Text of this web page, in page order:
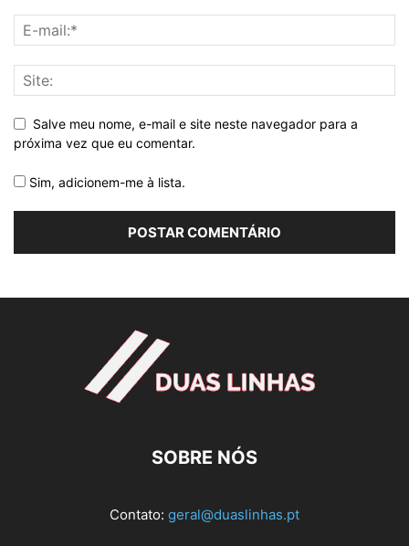
Salve meu nome, e-mail e site neste navegador para a
próxima vez que eu comentar.
Sim, adicionem-me à lista.
SOBRE NÓS
Contato: geral@duaslinhas.pt